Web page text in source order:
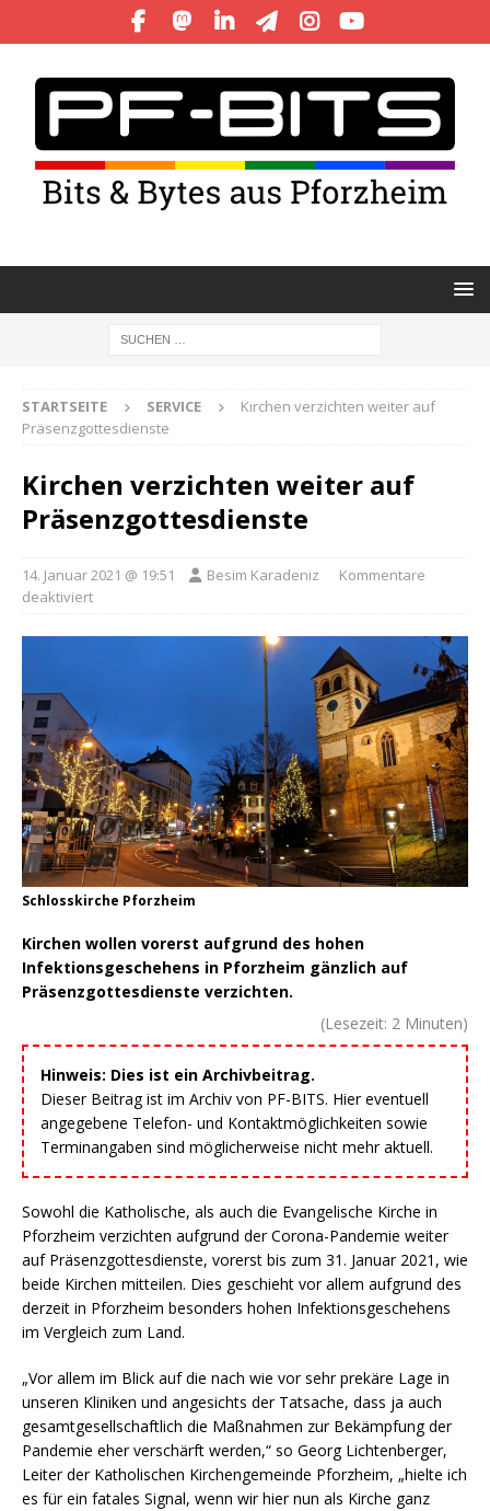
STARTSEITE SERVICE
Kirchen verzichten weiter auf
Präsenzgottesdienste
Kirchen verzichten weiter auf
Präsenzgottesdienste
14. Januar 2021 @ 19:51 Besim Karadeniz
Kommentare
deaktiviert
Schlosskirche Pforzheim
Kirchen wollen vorerst aufgrund des hohen
Infektionsgeschehens in Pforzheim gänzlich auf
Präsenzgottesdienste verzichten.
(Lesezeit: 2 Minuten)
Hinweis: Dies ist ein Archivbeitrag.
Dieser Beitrag ist im Archiv von PF-BITS. Hier eventuell
angegebene Telefon- und Kontaktmöglichkeiten sowie
Terminangaben sind möglicherweise nicht mehr aktuell.
Sowohl die Katholische, als auch die Evangelische Kirche in
Pforzheim verzichten aufgrund der Corona-Pandemie weiter
auf Präsenzgottesdienste, vorerst bis zum 31. Januar 2021, wie
beide Kirchen mitteilen. Dies geschieht vor allem aufgrund des
derzeit in Pforzheim besonders hohen Infektionsgeschehens
im Vergleich zum Land.
„Vor allem im Blick auf die nach wie vor sehr prekäre Lage in
unseren Kliniken und angesichts der Tatsache, dass ja auch
gesamtgesellschaftlich die Maßnahmen zur Bekämpfung der
Pandemie eher verschärft werden,“ so Georg Lichtenberger,
Leiter der Katholischen Kirchengemeinde Pforzheim, „hielte ich
es für ein fatales Signal, wenn wir hier nun als Kirche ganz